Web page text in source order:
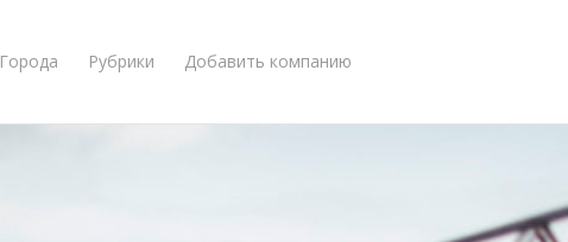
Города Рубрики Добавить компанию